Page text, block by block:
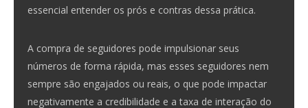
essencial entender os prós e contras dessa prática.
A compra de seguidores pode impulsionar seus
números de forma rápida, mas esses seguidores nem
sempre são engajados ou reais, o que pode impactar
negativamente a credibilidade e a taxa de interação do